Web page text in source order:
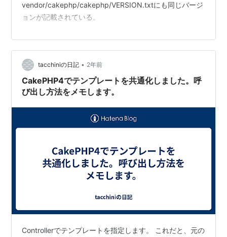
vendor/cakephp/cakephp/VERSION.txtにも同じバージ
ョンが記載されている。
tacchiniの日記 • 2年前
CakePHP4でテンプレートを共通化しました。呼
び出し方法をメモします。
Controllerでテンプレートを指定します。 これだと、元の